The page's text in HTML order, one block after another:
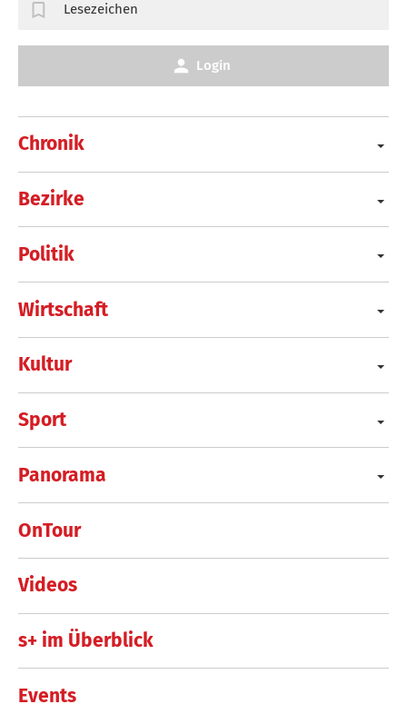
Chronik
Bezirke
Politik
Wirtschaft
Kultur
Sport
Panorama
OnTour
Videos
s+ im Überblick
Events
Lesezeichen
Login